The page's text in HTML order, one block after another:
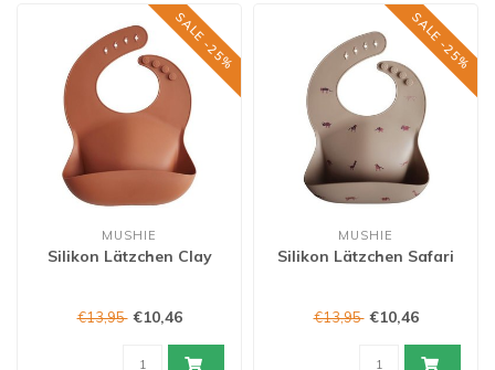
SALE -25%
MUSHIE
Silikon Lätzchen Clay
€13,95 €10,46
SALE -25%
MUSHIE
Silikon Lätzchen Safari
€13,95 €10,46